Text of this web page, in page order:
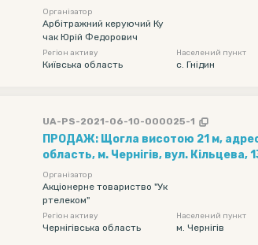
КАПІТАЛ», код ЄДРПОУ 35725718,
господарським судом м. Києва,
2012.
Організатор
Арбітражний керуючий Ку
чак Юрій Федорович
Регіон активу
Київська область
Населений пункт
c. Гнідин
UA-PS-2021-06-10-000025-1
ПРОДАЖ: Щогла висотою 21 м,
область, м. Чернігів, вул. Кільцева,
Організатор
Акціонерне товариство "Ук
ртелеком"
Регіон активу
Чернігівська область
Населений пункт
м. Чернігів